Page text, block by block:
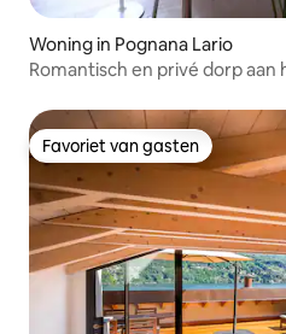
Woning in Pognana Lario
Romantisch en privé dorp
Favoriet van gasten
Favoriet van gasten